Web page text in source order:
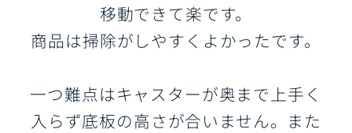
移動できて楽です。
商品は掃除がしやすくよかったです。
一つ難点はキャスターが奥まで上手く
入らず底板の高さが合いません。また